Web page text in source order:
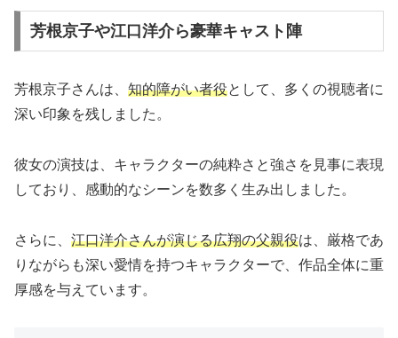
芳根京子や江口洋介ら豪華キャスト陣
芳根京子さんは、 知的障がい者役として、多くの視聴者に
深い印象を残しました。
彼女の演技は、キャラクターの純粋さと強さを見事に表現
しており、感動的なシーンを数多く生み出しました。
さらに、 江口洋介さんが演じる広翔の父親役は、厳格であ
りながらも深い愛情を持つキャラクターで、作品全体に重
厚感を与えています。